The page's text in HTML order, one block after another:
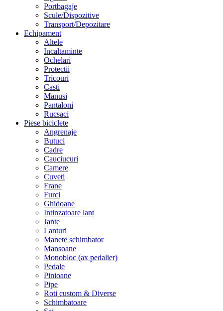
Portbagaje
Scule/Dispozitive
Transport/Depozitare
Echipament
Altele
Incaltaminte
Ochelari
Protectii
Tricouri
Casti
Manusi
Pantaloni
Rucsaci
Piese biciclete
Angrenaje
Butuci
Cadre
Cauciucuri
Camere
Cuveti
Frane
Furci
Ghidoane
Intinzatoare lant
Jante
Lanturi
Manete schimbator
Mansoane
Monobloc (ax pedalier)
Pedale
Pinioane
Pipe
Roti custom & Diverse
Schimbatoare